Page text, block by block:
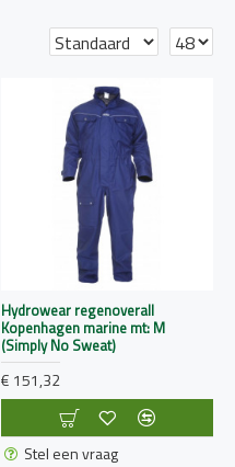
Hydrowear regenoverall
Kopenhagen marine mt: M
(Simply No Sweat)
€ 151,32
Stel een vraag